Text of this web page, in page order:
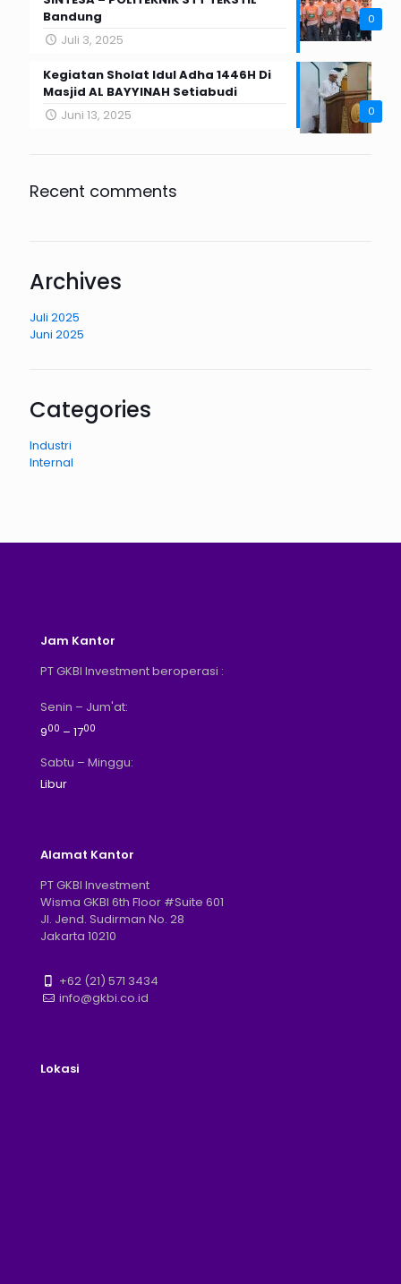
0
Bandung
Juli 3, 2025
0
Kegiatan Sholat Idul Adha 1446H Di
Masjid AL BAYYINAH Setiabudi
Juni 13, 2025
Recent comments
Archives
Juli 2025
Juni 2025
Categories
Industri
Internal
Jam Kantor
PT GKBI Investment beroperasi :
Senin – Jum'at:
900 – 1700
Sabtu – Minggu:
Libur
Alamat Kantor
PT GKBI Investment
Wisma GKBI 6th Floor #Suite 601
Jl. Jend. Sudirman No. 28
Jakarta 10210
+62 (21) 571 3434
info@gkbi.co.id
Lokasi